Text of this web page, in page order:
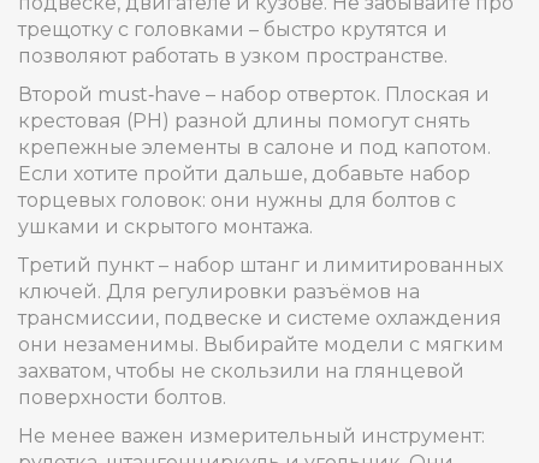
трещотку с головками – быстро крутятся и
позволяют работать в узком пространстве.
Второй must‑have – набор отверток. Плоская и
крестовая (PH) разной длины помогут снять
крепежные элементы в салоне и под капотом.
Если хотите пройти дальше, добавьте набор
торцевых головок: они нужны для болтов с
ушками и скрытого монтажа.
Третий пункт – набор штанг и лимитированных
ключей. Для регулировки разъёмов на
трансмиссии, подвеске и системе охлаждения
они незаменимы. Выбирайте модели с мягким
захватом, чтобы не скользили на глянцевой
поверхности болтов.
Не менее важен измерительный инструмент: